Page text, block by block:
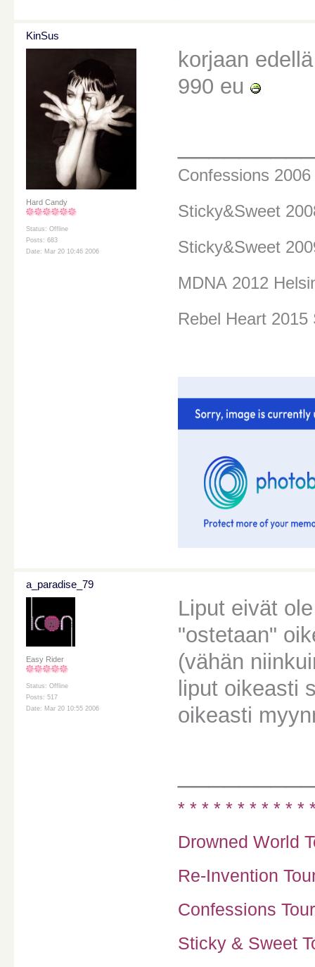
KinSus
Hard Candy
Status: Offline
Posts: 683
Date: Mar 20 10:46 2006
korjaan
990 eu
Confessions
Sticky&Sweet
Sticky&Sweet
MDNA 2012
Rebel Heart 2015
a_paradise_79
Easy Rider
Status: Offline
Posts: 517
Date: Mar 20 10:55 2006
Liput eivät
"ostetaan"
(vähän
liput oikeasti
oikeasti
* * * * * * * * * * *
Drowned World
Re-Invention
Confessions
Sticky & Sweet